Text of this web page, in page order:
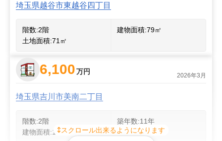
埼玉県越谷市東越谷四丁目
階数:2階 建物面積:79㎡
土地面積:71 ㎡
6,100万円 2026年3月
埼玉県吉川市美南二丁目
階数:2階 築年数:11年
建物面積:114㎡ 土地面積:152 ㎡
スクロール出来るようになります